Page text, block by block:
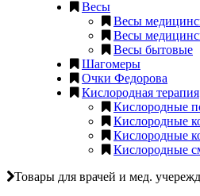
Весы
Весы
Весы
Весы бытовые
Шагомеры
Очки Федорова
Кислородная терапия
Кислородные
Кислородные
Кислородные
Кислородные
Товары для врачей и мед.